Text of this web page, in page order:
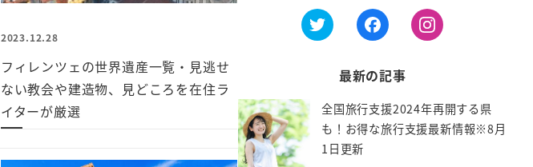
2023.12.28
フィレンツェの世界遺産一覧・見逃せ
ない教会や建造物、見どころを在住ラ
イターが厳選
最新の記事
全国旅行支援2024年再開する県
も！お得な旅行支援最新情報※8月
1日更新